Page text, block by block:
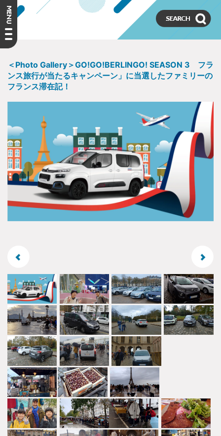
＜Photo Gallery＞GO!GO!BERLINGO! SEASON 3 フラ
ンス旅行が当たるキャンペーン」に当選したファミリーの
フランス滞在記！